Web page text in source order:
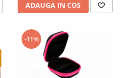
ADAUGA IN COS
-11%